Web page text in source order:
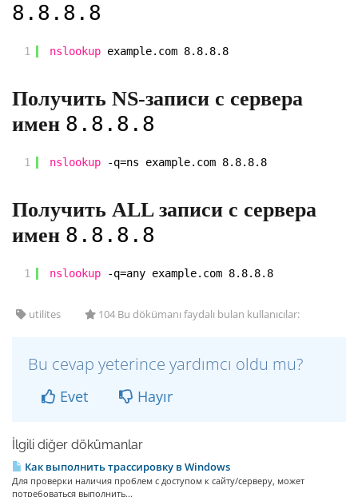
8.8.8.8
1 nslookup example.com 8.8.8.8
Получить NS-записи с сервера
имен 8.8.8.8
1 nslookup -q=ns example.com 8.8.8.8
Получить ALL записи с сервера
имен 8.8.8.8
1 nslookup -q=any example.com 8.8.8.8
utilites 104 Bu dökümanı faydalı bulan kullanıcılar:
Bu cevap yeterince yardımcı oldu mu?
Evet Hayır
İlgili diğer dökümanlar
Как выполнить трассировку в Windows
Для проверки наличия проблем с доступом к сайту/серверу, может
потребоваться выполнить...